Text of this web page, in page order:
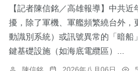
【記者陳信銘／高雄報導】中共
擾，除了軍機、軍艦頻繁繞台外，
動識別系統）或訊號異常的「暗船
鍵基礎設施（如海底電纜區）...